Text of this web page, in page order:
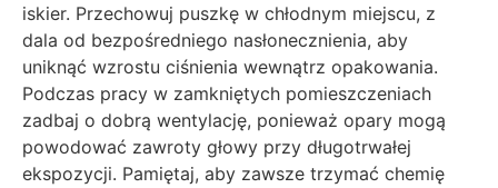
iskier. Przechowuj puszkę w chłodnym miejscu, z
dala od bezpośredniego nasłonecznienia, aby
uniknąć wzrostu ciśnienia wewnątrz opakowania.
Podczas pracy w zamkniętych pomieszczeniach
zadbaj o dobrą wentylację, ponieważ opary mogą
powodować zawroty głowy przy długotrwałej
ekspozycji. Pamiętaj, aby zawsze trzymać chemię